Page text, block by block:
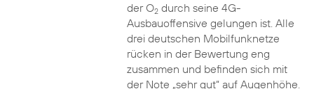
der O2durch seine 4G-
Ausbauoffensive gelungen ist. Alle
drei deutschen Mobilfunknetze
rücken in der Bewertung eng
zusammen und befinden sich mit
der Note „sehr gut“ auf Augenhöhe.